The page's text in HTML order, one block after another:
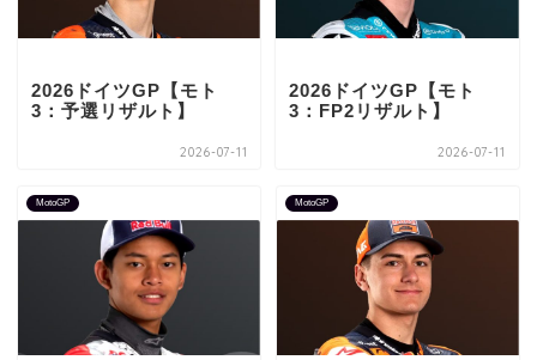
2026ドイツGP【モト
3：予選リザルト】
2026-07-11
2026ドイツGP【モト
3：FP2リザルト】
2026-07-11
MotoGP MotoGP